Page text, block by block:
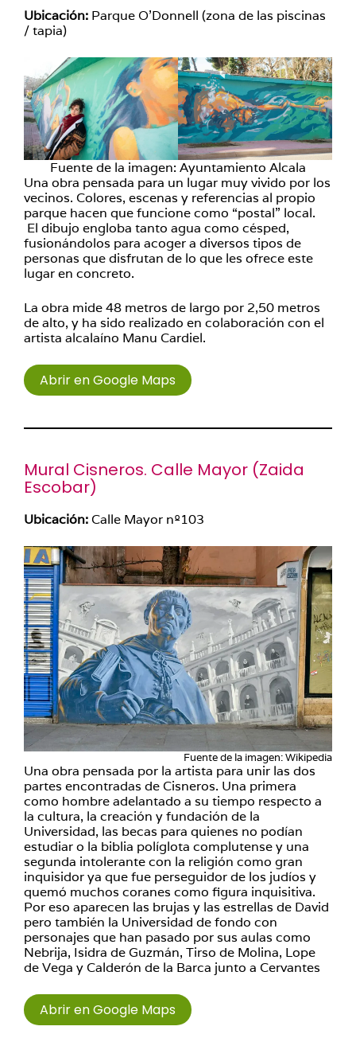
Ubicación: Parque O’Donnell (zona de las piscinas
/ tapia)
Fuente de la imagen: Ayuntamiento Alcala
Una obra pensada para un lugar muy vivido por los
vecinos. Colores, escenas y referencias al propio
parque hacen que funcione como “postal” local.
El dibujo engloba tanto agua como césped,
fusionándolos para acoger a diversos tipos de
personas que disfrutan de lo que les ofrece este
lugar en concreto.
La obra mide 48 metros de largo por 2,50 metros
de alto, y ha sido realizado en colaboración con el
artista alcalaíno Manu Cardiel.
Abrir en Google Maps
Mural Cisneros. Calle Mayor (Zaida
Escobar)
Ubicación: Calle Mayor nº103
Fuente de la imagen: Wikipedia
Una obra pensada por la artista para unir las dos
partes encontradas de Cisneros. Una primera
como hombre adelantado a su tiempo respecto a
la cultura, la creación y fundación de la
Universidad, las becas para quienes no podían
estudiar o la biblia políglota complutense y una
segunda intolerante con la religión como gran
inquisidor ya que fue perseguidor de los judíos y
quemó muchos coranes como figura inquisitiva.
Por eso aparecen las brujas y las estrellas de David
pero también la Universidad de fondo con
personajes que han pasado por sus aulas como
Nebrija, Isidra de Guzmán, Tirso de Molina, Lope
de Vega y Calderón de la Barca junto a Cervantes
Abrir en Google Maps